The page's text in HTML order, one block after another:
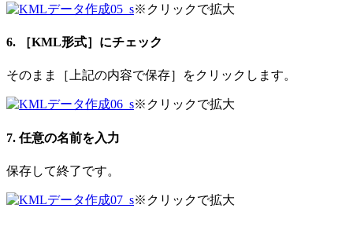
※クリックで拡大
6. ［KML形式］にチェック
そのまま［上記の内容で保存］をクリックします。
※クリックで拡大
7. 任意の名前を入力
保存して終了です。
※クリックで拡大